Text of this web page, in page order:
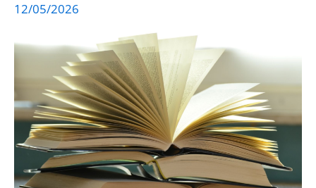
12/05/2026